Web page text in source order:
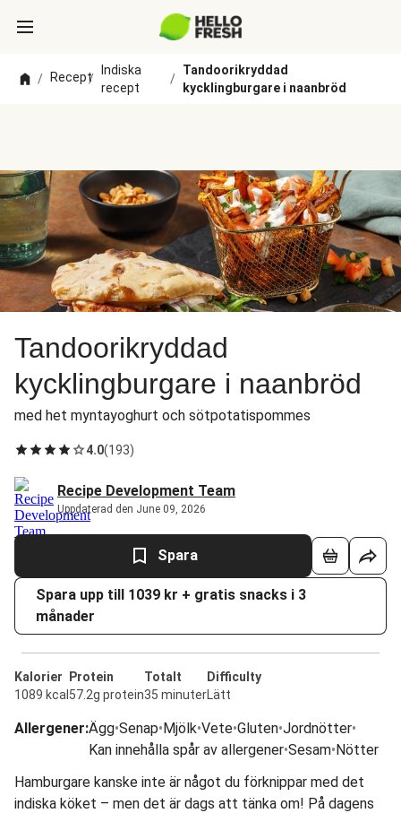
/ Recept/
Indiska
recept
/
Tandoorikryddad
kycklingburgare i naanbröd
Tandoorikryddad
kycklingburgare i naanbröd
med het myntayoghurt och sötpotatispommes
4.0(193)
Recipe Development Team
Uppdaterad den June 09, 2026
Spara
Spara upp till 1039 kr + gratis snacks i 3
månader
Kalorier
1089 kcal
Protein
57.2g protein
Totalt
35 minuter
Difficulty
Lätt
Allergener:Ägg•Senap•Mjölk•Vete•Gluten•Jordnötter•
Kan innehålla spår av allergener•Sesam•Nötter
Hamburgare kanske inte är något du förknippar med det
indiska köket – men det är dags att tänka om! På dagens